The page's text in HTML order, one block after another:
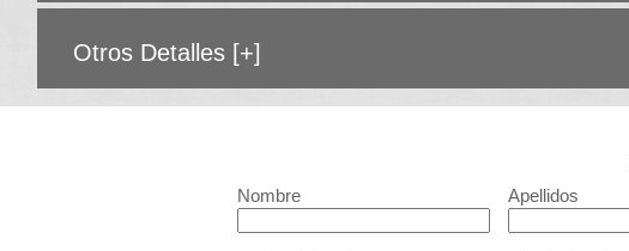
Otros Detalles [+]
Nombre Apellidos